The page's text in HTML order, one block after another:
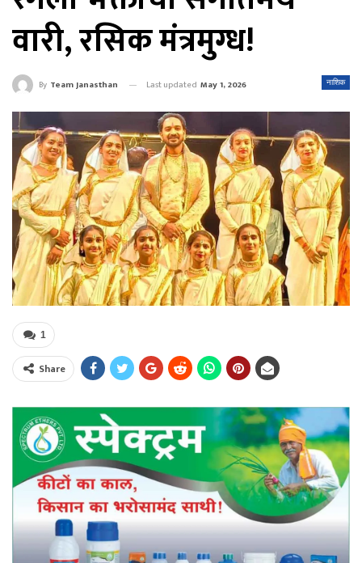
वारी, रसिक मंत्रमुग्ध!
नाशिक
By Team Janasthan Last updated May 1, 2026
1
Share